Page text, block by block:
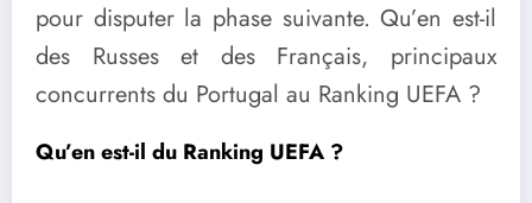
pour disputer la phase suivante. Qu’en est-il
des Russes et des Français, principaux
concurrents du Portugal au Ranking UEFA ?
Qu’en est-il du Ranking UEFA ?